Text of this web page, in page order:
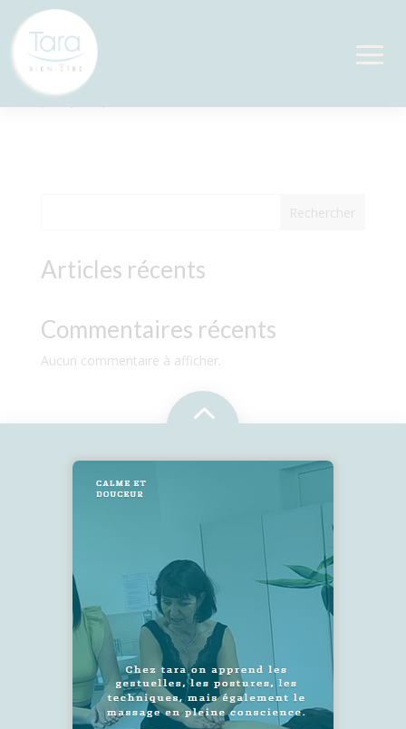
Pierres chaudes
parSylvie
Rechercher
Articles récents
Commentaires récents
Aucun commentaire à afficher.
2